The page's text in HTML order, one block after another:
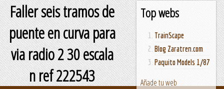
Top webs
TrainScape
Blog Zaratren.com
Paquito Models 1/87
Añade tu web
Faller seis tramos de
puente en curva para
via radio 2 30 escala
n ref 222543